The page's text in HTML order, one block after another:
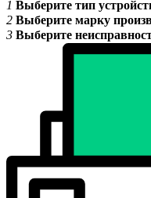
1 Выберите тип
2 Выберите марку
3 Выберите